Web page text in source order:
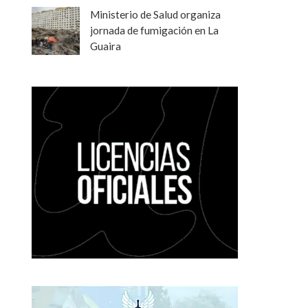
Ministerio de Salud organiza
jornada de fumigación en La
Guaira